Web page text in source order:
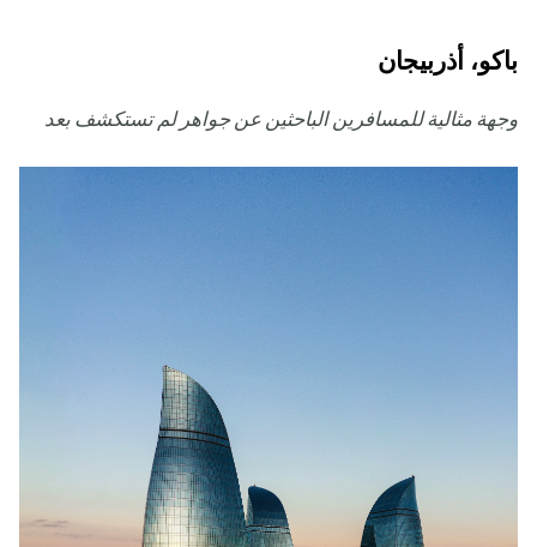
باكو، أذربيجان
وجهة مثالية للمسافرين الباحثين عن جواهر لم تستكشف بعد